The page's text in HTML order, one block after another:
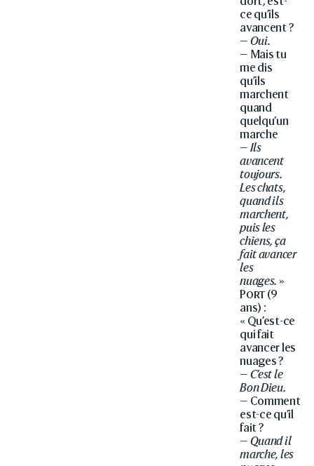
ce qu’ils
avancent ?
— Oui.
— Mais tu
me dis
qu’ils
marchent
quand
quelqu’un
marche
— Ils
avancent
toujours.
Les chats,
quand ils
marchent,
puis les
chiens, ça
fait avancer
les
nuages. »
Port (9
ans) :
« Qu’est-ce
qui fait
avancer les
nuages ?
— C’est le
Bon Dieu.
— Comment
est-ce qu’il
fait ?
— Quand il
marche, les